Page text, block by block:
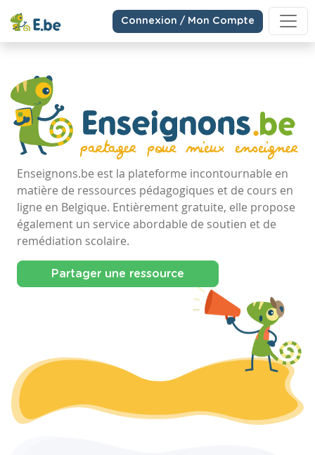
Connexion / Mon Compte
Enseignons.be est la plateforme incontournable en
matière de ressources pédagogiques et de cours en
ligne en Belgique. Entièrement gratuite, elle propose
également un service abordable de soutien et de
remédiation scolaire.
Partager une ressource